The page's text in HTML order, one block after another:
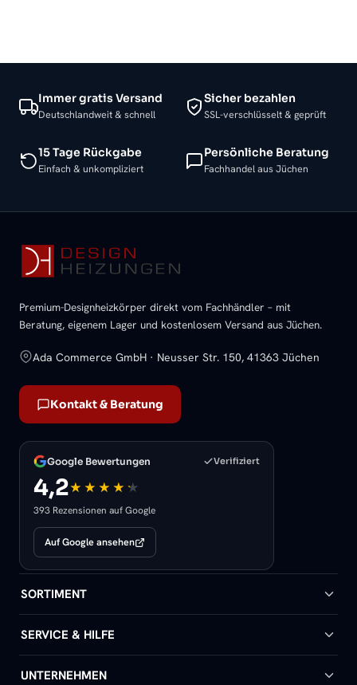
Immer gratis Versand
Deutschlandweit & schnell
Sicher bezahlen
SSL-verschlüsselt & geprüft
15 Tage Rückgabe
Einfach & unkompliziert
Persönliche Beratung
Fachhandel aus Jüchen
Premium-Designheizkörper direkt vom Fachhändler – mit
Beratung, eigenem Lager und kostenlosem Versand aus Jüchen.
Ada Commerce GmbH · Neusser Str. 150, 41363 Jüchen
Kontakt & Beratung
Google Bewertungen Verifiziert
4,2
393 Rezensionen auf Google
Auf Google ansehen
SORTIMENT
Badheizkörper
Handtuchheizkörper
SERVICE & HILFE
Hilfe & Kontakt
UNTERNEHMEN